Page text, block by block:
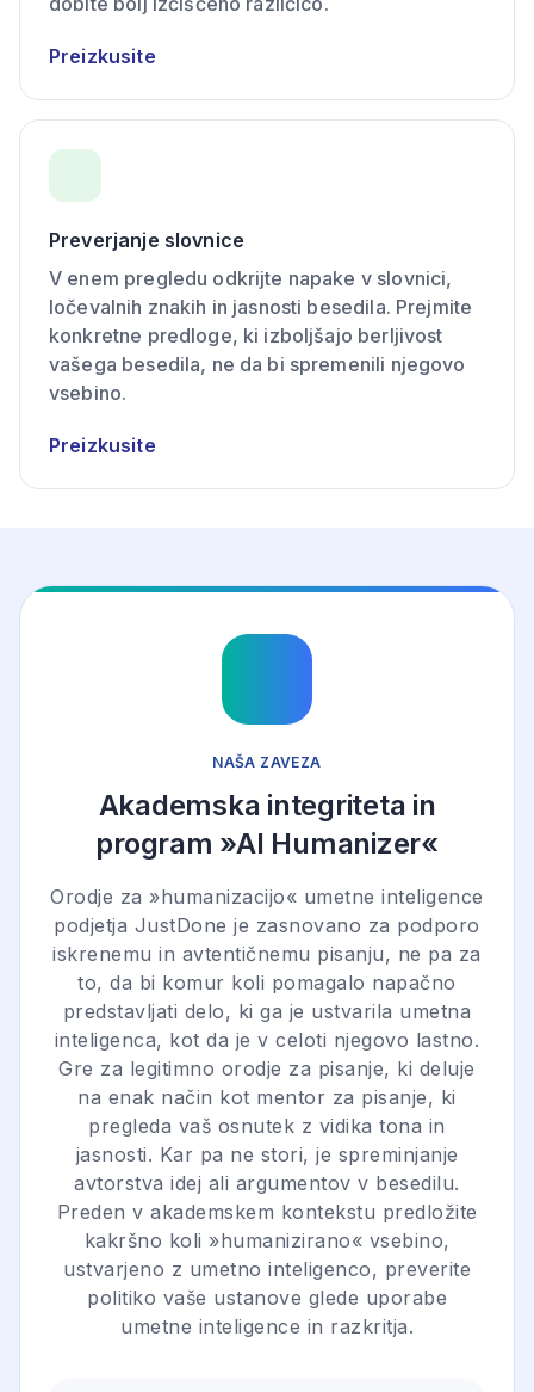
Preizkusite
Preverjanje slovnice
V enem pregledu odkrijte napake v slovnici,
ločevalnih znakih in jasnosti besedila. Prejmite
konkretne predloge, ki izboljšajo berljivost
vašega besedila, ne da bi spremenili njegovo
vsebino.
Preizkusite
NAŠA ZAVEZA
Akademska integriteta in
program »AI Humanizer«
Orodje za »humanizacijo« umetne inteligence
podjetja JustDone je zasnovano za podporo
iskrenemu in avtentičnemu pisanju, ne pa za
to, da bi komur koli pomagalo napačno
predstavljati delo, ki ga je ustvarila umetna
inteligenca, kot da je v celoti njegovo lastno.
Gre za legitimno orodje za pisanje, ki deluje
na enak način kot mentor za pisanje, ki
pregleda vaš osnutek z vidika tona in
jasnosti. Kar pa ne stori, je spreminjanje
avtorstva idej ali argumentov v besedilu.
Preden v akademskem kontekstu predložite
kakršno koli »humanizirano« vsebino,
ustvarjeno z umetno inteligenco, preverite
politiko vaše ustanove glede uporabe
umetne inteligence in razkritja.